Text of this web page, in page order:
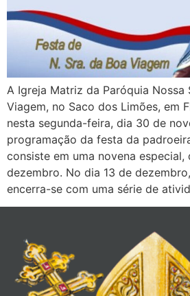
A Igreja Matriz da Paróquia Nossa
Viagem, no Saco dos Limões, em
nesta segunda-feira, dia 30 de
programação da festa da
consiste em uma novena
dezembro. No dia 13 de
encerra-se com uma série de